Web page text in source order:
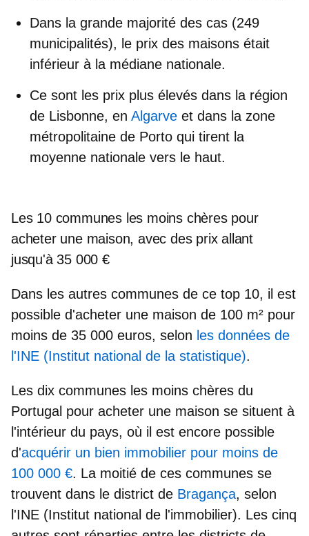
Dans la grande majorité des cas (249
municipalités), le prix des maisons était
inférieur à la médiane nationale.
Ce sont les prix plus élevés dans la région
de Lisbonne, en Algarve et dans la zone
métropolitaine de Porto qui tirent la
moyenne nationale vers le haut.
Les 10 communes les moins chères pour
acheter une maison, avec des prix allant
jusqu'à 35 000 €
Dans les autres communes de ce top 10, il est
possible d'acheter une maison de 100 m² pour
moins de 35 000 euros, selon les données de
l'INE (Institut national de la statistique).
Les dix communes les moins chères du
Portugal pour acheter une maison se situent à
l'intérieur du pays, où il est encore possible
d'acquérir un bien immobilier pour moins de
100 000 €. La moitié de ces communes se
trouvent dans le district de Bragança, selon
l'INE (Institut national de l'immobilier). Les cinq